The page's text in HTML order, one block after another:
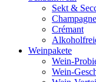
Sekt &
Crémant
Weinpakete
Wein-
Wein-